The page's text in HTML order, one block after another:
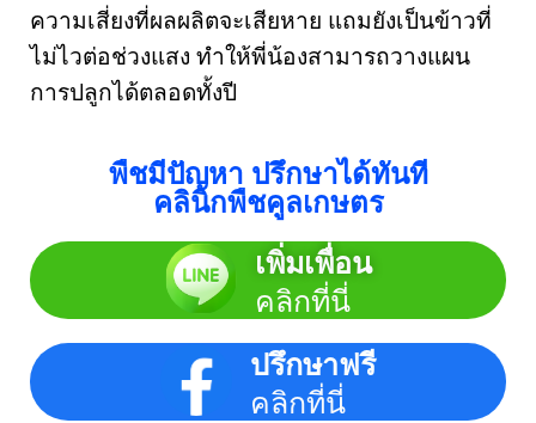
ความเสี่ยงที่ผลผลิตจะเสียหาย แถมยังเป็นข้าวที่
ไม่ไวต่อช่วงแสง ทำให้พี่น้องสามารถวางแผน
การปลูกได้ตลอดทั้งปี
พืชมีปัญหา ปรึกษาได้ทันที
คลินิกพืชคูลเกษตร
เพิ่มเพื่อน
คลิกที่นี่
ปรึกษาฟรี
คลิกที่นี่